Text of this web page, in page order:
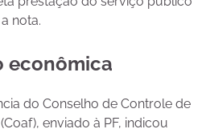
nota.
econômica
do Conselho de Controle de
enviado à PF, indicou